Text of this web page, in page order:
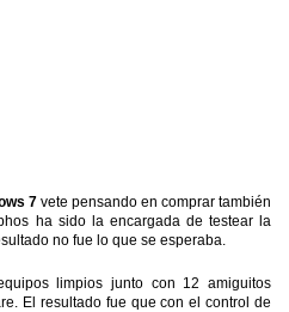
7 vete pensando en comprar también
ha sido la encargada de testear la
no fue lo que se esperaba.
limpios junto con 12 amiguitos
El resultado fue que con el control de